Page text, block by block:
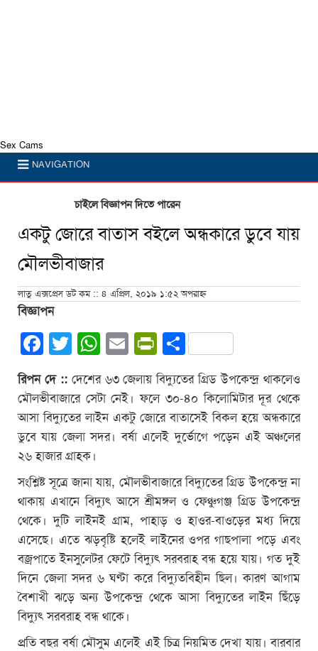
Sex Cams
NAVIGATION
চাইলে বিজ্ঞাপন দিতে পারেন
একটু জোরে বাতাস বইলে অন্ধকারে ডুবে যায়
মৌলভীবাজার
লাতু এক্সপ্রেস ডট কম :: ৪ এপ্রিল, ২০১৯ ১:৫২ অপরাহ্ন
বিজ্ঞাপন
Facebook
Twitter
WhatsApp
EmailPrintFriendly
Share
রিপন দে ::দেশের ৬৩ জেলায় বিদ্যুতের গ্রিড উপকেন্দ্র থাকলেও
মৌলভীবাজারে সেটা নেই। ফলে ৩০-৪০ কিলোমিটার দূর থেকে
আসা বিদ্যুতের লাইন একটু জোরে বাতাসেই বিকল হয়ে অন্ধকারে
ডুবে যায় জেলা সদর। বর্ষা এলেই দুর্ভোগে পড়েন এই অঞ্চলের
২৬ হাজার গ্রাহক।
সংশ্লিষ্ট সূত্রে জানা যায়, মৌলভীবাজারে বিদ্যুতের গ্রিড উপকেন্দ্র না
থাকায় এখানে বিদ্যুৎ আসে শ্রীমঙ্গল ও ফেঞ্চুগঞ্জ গ্রিড উপকেন্দ্র
থেকে। দুটি লাইনই গ্রাম, পাহাড় ও হাওর-বাওড়ের মধ্য দিয়ে
এসেছে। এতে ঝড়বৃষ্টি হলেই লাইনের ওপর গাছপালা পড়ে এবং
বজ্রপাতে ইনসুলেটর ফেটে বিদ্যুৎ সরবরাহ বন্ধ হয়ে যায়। গত দুই
দিনে জেলা সদর ৬ ঘণ্টা করে বিদ্যুতবিহীন ছিল। কারণ আগাম
বৈশাখী ঝড়ে অন্য উপকেন্দ্র থেকে আসা বিদ্যুতের লাইন ছিঁড়ে
বিদ্যুৎ সরবরাহ বন্ধ থাকে।
প্রতি বছর বর্ষা মৌসুম এলেই এই চিত্র নিয়মিত দেখা যায়। বারবার